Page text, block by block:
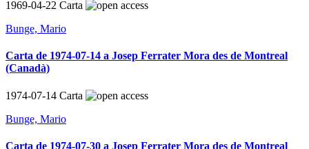
1969-04-22 Carta
Bunge, Mario
Carta de 1974-07-14 a Josep Ferrater Mora des de Montreal
(Canadà)
1974-07-14 Carta
Bunge, Mario
Carta de 1974-07-30 a Josep Ferrater Mora des de Montreal